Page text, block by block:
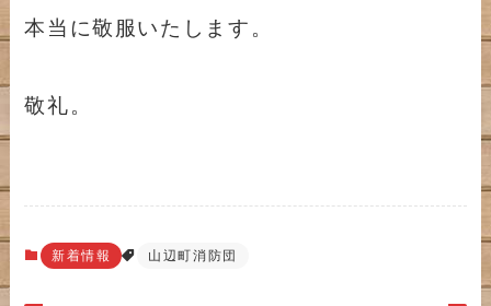
本当に敬服いたします。
敬礼。
新着情報 山辺町消防団